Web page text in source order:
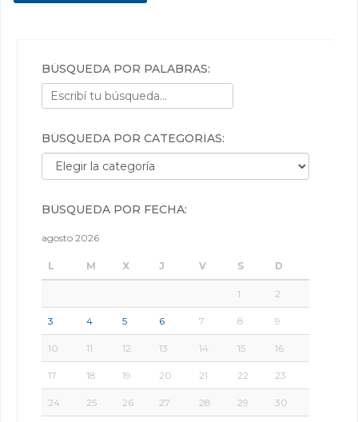
BÚSQUEDA POR PALABRAS:
BÚSQUEDA POR CATEGORÍAS:
Búsqueda por categorías:
BÚSQUEDA POR FECHA:
agosto 2026
L M X J V S D
1 2
3 4 5 6 7 8 9
10 11 12 13 14 15 16
17 18 19 20 21 22 23
24 25 26 27 28 29 30